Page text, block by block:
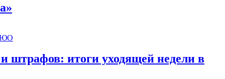
и штрафов: итоги уходящей недели в